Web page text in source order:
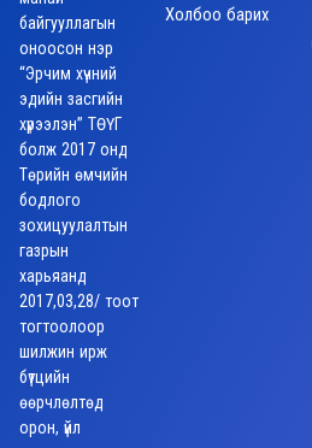
байгууллагын
оноосон нэр
“Эрчим хүчний
эдийн засгийн
хүрээлэн” ТӨҮГ
болж 2017 онд
Төрийн өмчийн
бодлого
зохицуулалтын
газрын
харьяанд
2017,03,28/ тоот
тогтоолоор
шилжин ирж
бүтцийн
өөрчлөлтөд
орон, үйл
Холбоо барих